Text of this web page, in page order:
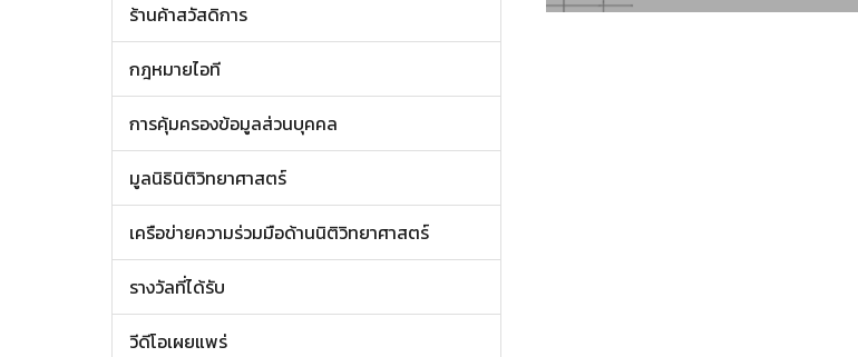
ร้านค้าสวัสดิการ
กฎหมายไอที
การคุ้มครองข้อมูลส่วนบุคคล
มูลนิธินิติวิทยาศาสตร์
เครือข่ายความร่วมมือด้านนิติวิทยาศาสตร์
รางวัลที่ได้รับ
วีดีโอเผยแพร่